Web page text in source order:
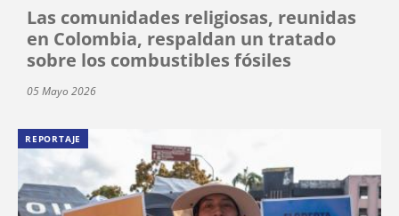
Las comunidades religiosas, reunidas
en Colombia, respaldan un tratado
sobre los combustibles fósiles
05 Mayo 2026
REPORTAJE